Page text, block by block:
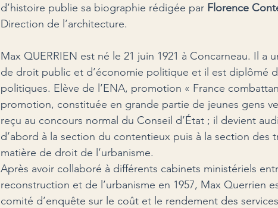
d’histoire publie sa biographie rédigée par Florence
Direction de l’architecture.
Max QUERRIEN est né le 21 juin 1921 à Concarneau. Il a
de droit public et d’économie politique et il est diplômé
politiques. Elève de l’ENA, promotion « France
promotion, constituée en grande partie de jeunes gens
reçu au concours normal du Conseil d’État ; il devient
d’abord à la section du contentieux puis à la section des
matière de droit de l’urbanisme.
Après avoir collaboré à différents cabinets ministériels
reconstruction et de l’urbanisme en 1957, Max Querrien
comité d’enquête sur le coût et le rendement des